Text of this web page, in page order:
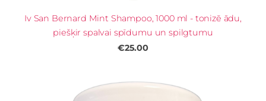
Iv San Bernard Mint Shampoo, 1000 ml - tonizē ādu,
piešķir spalvai spīdumu un spilgtumu
€25.00